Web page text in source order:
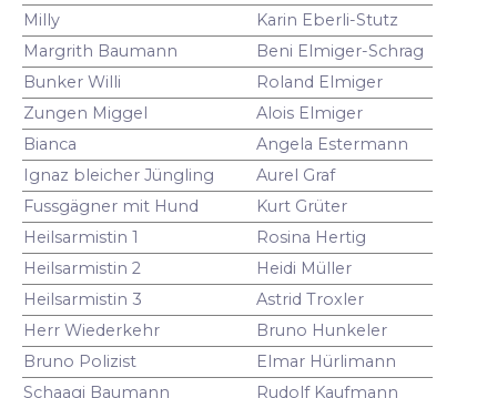
Milly
Karin Eberli-Stutz
Margrith Baumann
Beni Elmiger-Schrag
Bunker Willi
Roland Elmiger
Zungen Miggel
Alois Elmiger
Bianca
Angela Estermann
Ignaz bleicher Jüngling
Aurel Graf
Fussgägner mit Hund
Kurt Grüter
Heilsarmistin 1
Rosina Hertig
Heilsarmistin 2
Heidi Müller
Heilsarmistin 3
Astrid Troxler
Herr Wiederkehr
Bruno Hunkeler
Bruno Polizist
Elmar Hürlimann
Schaagi Baumann
Rudolf Kaufmann